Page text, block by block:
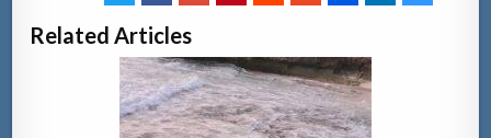
Related Articles